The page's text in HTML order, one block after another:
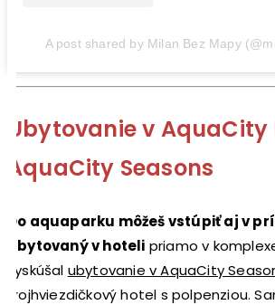
A post shared by Milan Bez Mapy
Ubytovanie v
AquaCity Seasons
Do aquaparku môžeš vstúpiť aj v
ubytovaný v hoteli priamo v
vyskúšal ubytovanie v AquaCity
trojhviezdičkový hotel s polpenziou.